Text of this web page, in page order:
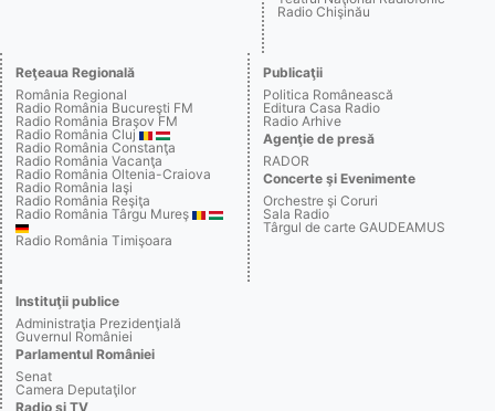
Radio Chişinău
Reţeaua Regională
România Regional
Radio România Bucureşti FM
Radio România Braşov FM
Radio România Cluj
Radio România Constanţa
Radio România Vacanţa
Radio România Oltenia-Craiova
Radio România Iaşi
Radio România Reşiţa
Radio România Târgu Mureş
Radio România Timişoara
Publicaţii
Politica Românească
Editura Casa Radio
Radio Arhive
Agenţie de presă
RADOR
Concerte şi Evenimente
Orchestre şi Coruri
Sala Radio
Târgul de carte GAUDEAMUS
Instituţii publice
Administraţia Prezidenţială
Guvernul României
Parlamentul României
Senat
Camera Deputaţilor
Radio şi TV